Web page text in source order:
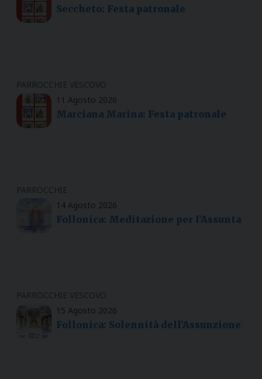
Seccheto: Festa patronale
PARROCCHIE VESCOVO
11 Agosto 2026
Marciana Marina: Festa patronale
PARROCCHIE
14 Agosto 2026
Follonica: Meditazione per l’Assunta
PARROCCHIE VESCOVO
15 Agosto 2026
Follonica: Solennità dell’Assunzione